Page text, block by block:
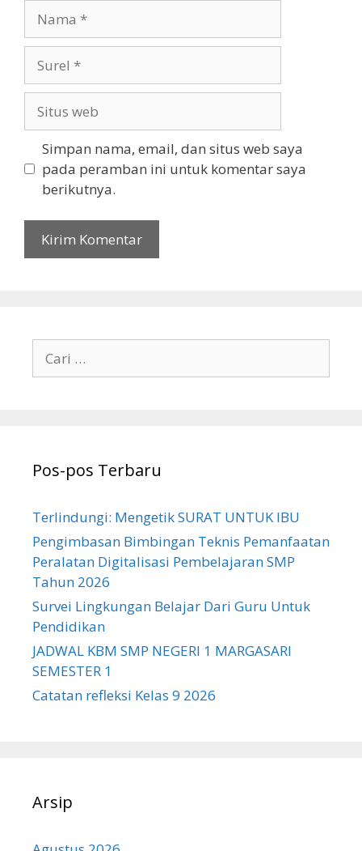
web
Simpan nama, email, dan situs web saya
pada peramban ini untuk komentar saya
berikutnya.
untuk:
Pos-pos Terbaru
Terlindungi: Mengetik SURAT UNTUK IBU
Pengimbasan Bimbingan Teknis Pemanfaatan
Peralatan Digitalisasi Pembelajaran SMP
Tahun 2026
Survei Lingkungan Belajar Dari Guru Untuk
Pendidikan
JADWAL KBM SMP NEGERI 1 MARGASARI
SEMESTER 1
Catatan refleksi Kelas 9 2026
Arsip